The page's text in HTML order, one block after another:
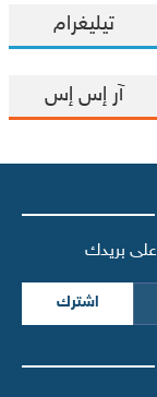
تيليغرام
آر إس إس
بريدك
اشترك